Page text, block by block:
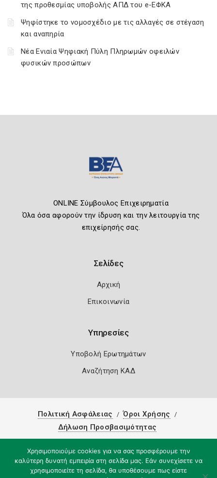
της προθεσμίας υποβολής ΑΠΔ του e-ΕΦΚΑ
Ψηφίστηκε το νομοσχέδιο με τις αλλαγές σε στέγαση
και αναπηρία
Νέα Ενιαία Ψηφιακή Πύλη Πληρωμών οφειλών
φυσικών προσώπων
ONLINE Σύμβουλος Επιχειρηματία
Όλα όσα αφορούν την ίδρυση και την λειτουργία της
επιχείρησής σας.
Σελίδες
Αρχική
Επικοινωνία
Υπηρεσίες
Υποβολή Ερωτημάτων
Αναζήτηση ΚΑΔ
Πολιτική Ασφάλειας
Όροι Χρήσης
Δήλωση Προσβασιμότητας
Χρησιμοποιούμε cookies για να σας προσφέρουμε την
καλύτερη δυνατή εμπειρία στη σελίδα μας. Εάν συνεχίσετε να
χρησιμοποιείτε τη σελίδα, θα υποθέσουμε πως είστε